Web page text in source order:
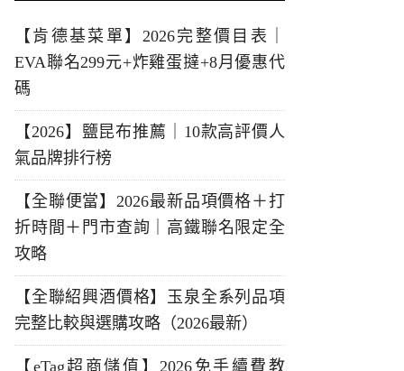
【肯德基菜單】2026完整價目表｜
EVA聯名299元+炸雞蛋撻+8月優惠代
碼
【2026】鹽昆布推薦｜10款高評價人
氣品牌排行榜
【全聯便當】2026最新品項價格＋打
折時間＋門市查詢｜高鐵聯名限定全
攻略
【全聯紹興酒價格】玉泉全系列品項
完整比較與選購攻略（2026最新）
【eTag超商儲值】2026免手續費教